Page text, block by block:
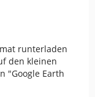
runterladen
den kleinen
"Google Earth